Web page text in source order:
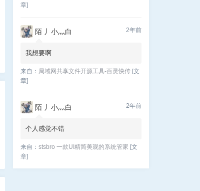
章]
陌 丿小灬白 2年前
我想要啊
来自： 局域网共享文件开源工具-百灵快传 [文
章]
陌 丿小灬白 2年前
个人感觉不错
来自：stsbro 一款UI精简美观的系统管家 [文
章]